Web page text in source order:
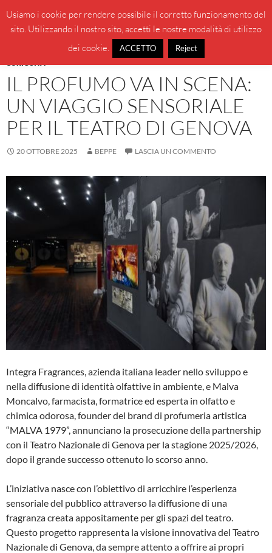
contenuto
BeppeBlog
MENU
CURIOSITÀ
IL PROFUMO VA IN SCENA:
UN VIAGGIO SENSORIALE
PER IL TEATRO DI GENOVA
20 OTTOBRE 2025 BEPPE LASCIA UN COMMENTO
Integra Fragrances, azienda italiana leader nello sviluppo e
nella diffusione di identità olfattive in ambiente, e Malva
Moncalvo, farmacista, formatrice ed esperta in olfatto e
chimica odorosa, founder del brand di profumeria artistica
“MALVA 1979”, annunciano la prosecuzione della partnership
con il Teatro Nazionale di Genova per la stagione 2025/2026,
dopo il grande successo ottenuto lo scorso anno.
L’iniziativa nasce con l’obiettivo di arricchire l’esperienza
sensoriale del pubblico attraverso la diffusione di una
fragranza creata appositamente per gli spazi del teatro.
Questo progetto rappresenta la visione innovativa del Teatro
Nazionale di Genova, da sempre attento a offrire ai propri
Usiamo i cookie per rendere possibile il corretto funzionamento del
sito. Utilizzando il nostro sito, accetti le nostre modalità di utilizzo
dei cookie.
ACCETTO Reject